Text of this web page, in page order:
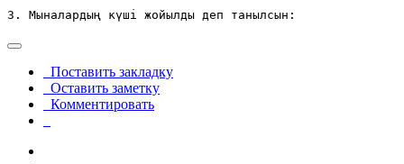
3. Мыналардың күші жойылды деп танылсын:
Поставить закладку
Оставить заметку
Комментировать